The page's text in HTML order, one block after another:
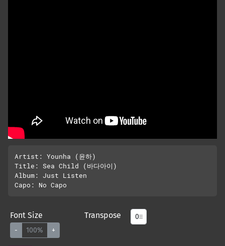
Artist: Younha (윤하)
Title: Sea Child (바다아이)
Album: Just Listen
Font Size
- 100% +
Transpose